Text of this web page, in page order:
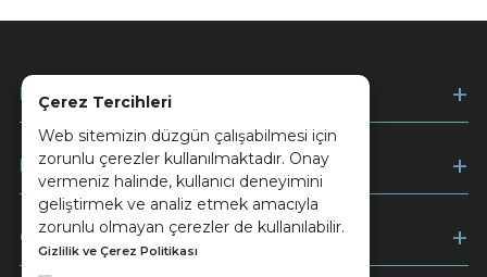
Çerez Tercihleri
Web sitemizin düzgün çalışabilmesi için
zorunlu çerezler kullanılmaktadır. Onay
vermeniz halinde, kullanıcı deneyimini
geliştirmek ve analiz etmek amacıyla
zorunlu olmayan çerezler de kullanılabilir.
Gizlilik ve Çerez Politikası
Kurumsal
Müşteri Hizmetleri
Ödeme